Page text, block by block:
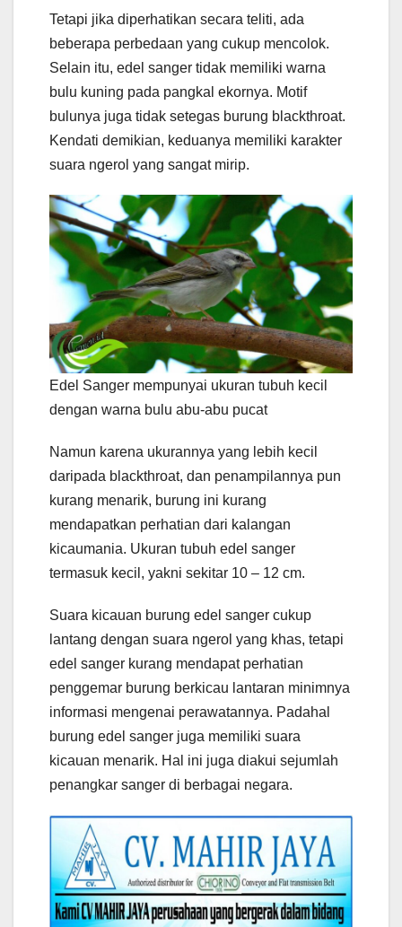
Tetapi jika diperhatikan secara teliti, ada
beberapa perbedaan yang cukup mencolok.
Selain itu, edel sanger tidak memiliki warna
bulu kuning pada pangkal ekornya. Motif
bulunya juga tidak setegas burung blackthroat.
Kendati demikian, keduanya memiliki karakter
suara ngerol yang sangat mirip.
Edel Sanger mempunyai ukuran tubuh kecil
dengan warna bulu abu-abu pucat
Namun karena ukurannya yang lebih kecil
daripada blackthroat, dan penampilannya pun
kurang menarik, burung ini kurang
mendapatkan perhatian dari kalangan
kicaumania. Ukuran tubuh edel sanger
termasuk kecil, yakni sekitar 10 – 12 cm.
Suara kicauan burung edel sanger cukup
lantang dengan suara ngerol yang khas, tetapi
edel sanger kurang mendapat perhatian
penggemar burung berkicau lantaran minimnya
informasi mengenai perawatannya. Padahal
burung edel sanger juga memiliki suara
kicauan menarik. Hal ini juga diakui sejumlah
penangkar sanger di berbagai negara.